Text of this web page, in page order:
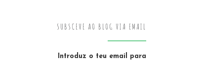
SUBSCEVE AO BLOG VIA EMAIL
Introduz o teu email para